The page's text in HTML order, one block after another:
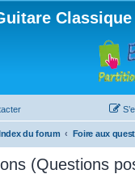
Classique
du forum
(Questions